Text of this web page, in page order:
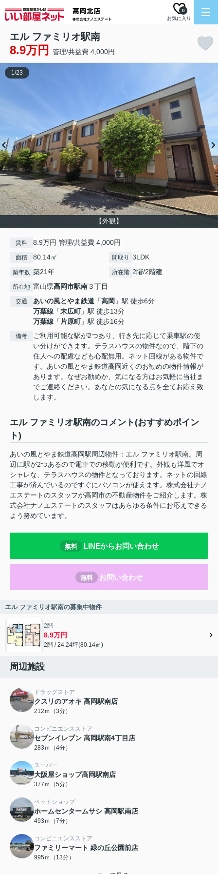
お気に入り
0
エル ファミリオ駅南
8.9万円 管理/共益費 4,000円
【外観】
1/23
賃料 8.9万円 管理/共益費 4,000円
面積 80.14㎡ 間取り 3LDK
築年数 築21年 所在階 2階/2階建
所在地 富山県高岡市駅南３丁目
交通 あいの風とやま鉄道 「高岡 」駅 徒歩6分
万葉線 「末広町」駅 徒歩13分
万葉線 「片原町」駅 徒歩16分
備考
ご利用可能な駅が2つあり、行き先に応じて乗車駅の使
い分けができます。テラスハウスの物件なので、階下の
住人への配慮なども心配無用。ネット回線がある物件で
す。あいの風とやま鉄道高岡近くのお勧めの物件情報が
あります。なぜお勧めか、気になる方はお気軽に当社ま
でご連絡ください。あなたの気になる点を全てお応え致
します。
エル ファミリオ駅南のコメント(おすすめポイン
ト)
あいの風とやま鉄道高岡駅周辺物件：エル ファミリオ駅南。周
辺に駅が2つあるので電車での移動が便利です。外観も洋風でオ
シャレな、テラスハウスの物件となっております。ネットの回線
工事が済んでいるのですぐにパソコンが使えます。株式会社ナノ
エステートのスタッフが高岡市の不動産物件をご紹介します。株
式会社ナノエステートのスタッフはあらゆる条件にお応えできる
よう努めています。
無料 LINEからお問い合わせ
無料 お問い合わせ
エル ファミリオ駅南の募集中物件
2階
8.9万円
2階 / 24.24坪(80.14㎡)
周辺施設
ドラッグストア
クスリのアオキ 高岡駅南店
212ｍ（3分）
コンビニエンスストア
セブンイレブン 高岡駅南4丁目店
283ｍ（4分）
スーパー
大阪屋ショップ高岡駅南店
377ｍ（5分）
ペットショップ
ホームセンタームサシ 高岡駅南店
493ｍ（7分）
コンビニエンスストア
ファミリーマート 緑の丘公園前店
995ｍ（13分）